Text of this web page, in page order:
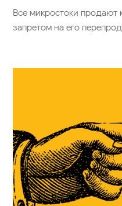
Все микростоки продают
запретом на его